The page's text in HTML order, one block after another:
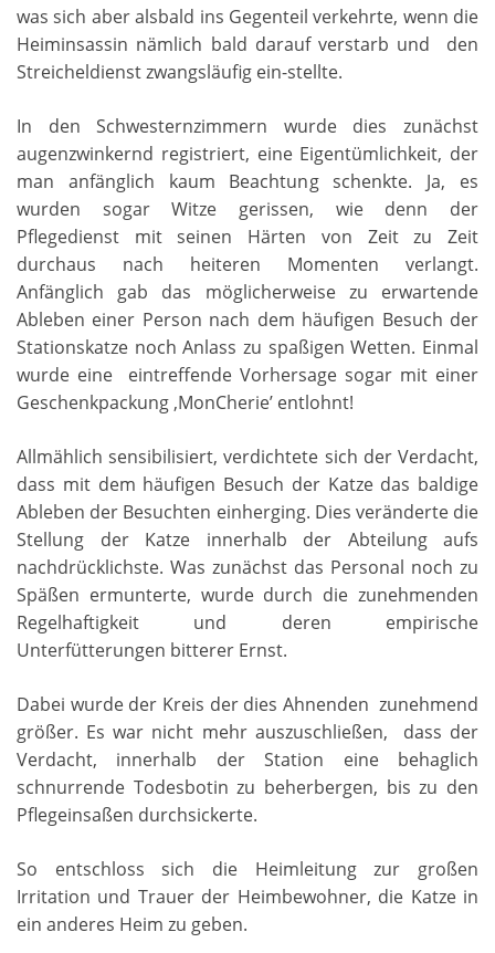
was sich aber alsbald ins Gegenteil verkehrte, wenn die
Heiminsassin nämlich bald darauf verstarb und den
Streicheldienst zwangsläufig ein-stellte.
In den Schwesternzimmern wurde dies zunächst
augenzwinkernd registriert, eine Eigentümlichkeit, der
man anfänglich kaum Beachtung schenkte. Ja, es
wurden sogar Witze gerissen, wie denn der
Pflegedienst mit seinen Härten von Zeit zu Zeit
durchaus nach heiteren Momenten verlangt.
Anfänglich gab das möglicherweise zu erwartende
Ableben einer Person nach dem häufigen Besuch der
Stationskatze noch Anlass zu spaßigen Wetten. Einmal
wurde eine eintreffende Vorhersage sogar mit einer
Geschenkpackung ‚MonCherie’ entlohnt!
Allmählich sensibilisiert, verdichtete sich der Verdacht,
dass mit dem häufigen Besuch der Katze das baldige
Ableben der Besuchten einherging. Dies veränderte die
Stellung der Katze innerhalb der Abteilung aufs
nachdrücklichste. Was zunächst das Personal noch zu
Späßen ermunterte, wurde durch die zunehmenden
Regelhaftigkeit und deren empirische
Unterfütterungen bitterer Ernst.
Dabei wurde der Kreis der dies Ahnenden zunehmend
größer. Es war nicht mehr auszuschließen, dass der
Verdacht, innerhalb der Station eine behaglich
schnurrende Todesbotin zu beherbergen, bis zu den
Pflegeinsaßen durchsickerte.
So entschloss sich die Heimleitung zur großen
Irritation und Trauer der Heimbewohner, die Katze in
ein anderes Heim zu geben.